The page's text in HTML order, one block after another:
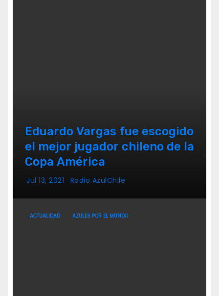
Eduardo Vargas fue escogido
el mejor jugador chileno de la
Copa América
Jul 13, 2021 Radio AzulChile
ACTUALIDAD AZULES POR EL MUNDO